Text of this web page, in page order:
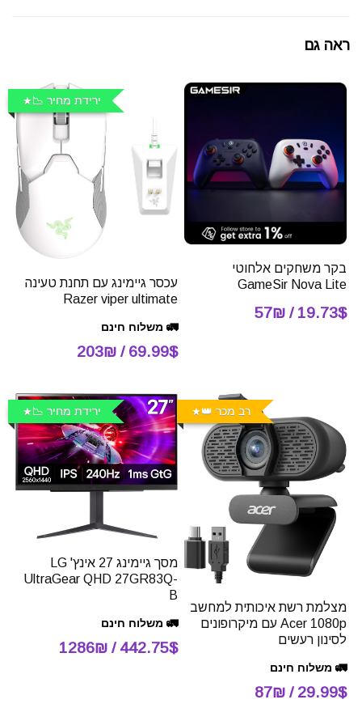
ראה גם
בקר משחקים אלחוטי
GameSir Nova Lite
19.73$ / 57₪
ירידת מחיר 📉
עכסר גיימינג עם תחנת טעינה
Razer viper ultimate
🚛 משלוח חינם
69.99$ / 203₪
רב מכר 👑
מצלמת רשת איכותית למחשב
Acer 1080p עם מיקרופונים
לסינון רעשים
🚛 משלוח חינם
29.99$ / 87₪
ירידת מחיר 📉
מסך גיימינג 27 אינץ' LG
UltraGear QHD 27GR83Q-
B
🚛 משלוח חינם
442.75$ / 1286₪